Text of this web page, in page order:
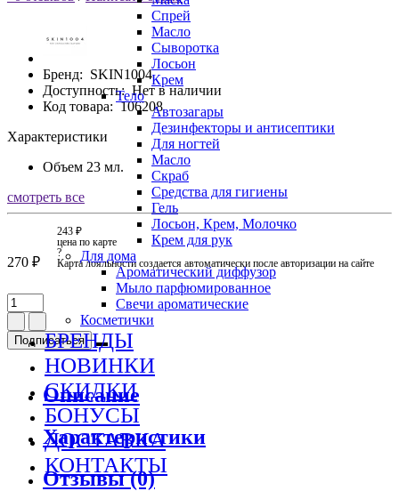
Спрей
Масло
Сыворотка
Лосьон
Крем
Тело
Автозагары
Дезинфекторы и антисептики
Для ногтей
Масло
Скраб
Средства для гигиены
Гель
Лосьон, Крем, Молочко
Крем для рук
Для дома
Ароматический диффузор
Мыло парфюмированное
Свечи ароматические
Косметички
БРЕНДЫ
НОВИНКИ
СКИДКИ
БОНУСЫ
ДОСТАВКА
КОНТАКТЫ
Бренд: SKIN1004
Доступность:Нет в наличии
Код товара: 106208
Характеристики
Объем 23 мл.
смотреть все
270 ₽
243 ₽
цена по карте
?
Карта лояльности создается автоматически после авторизации на сайте
Подписаться
Описание
Характеристики
Отзывы (0)